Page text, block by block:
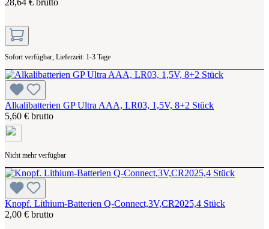
Sofort verfügbar, Lieferzeit: 1-3 Tage
Alkalibatterien GP Ultra AAA, LR03, 1,5V, 8+2 Stück
5,60 € brutto
Nicht mehr verfügbar
Knopf. Lithium-Batterien Q-Connect,3V,CR2025,4 Stück
2,00 € brutto